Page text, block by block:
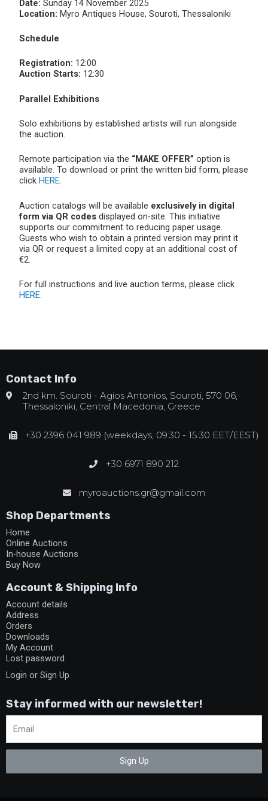
Date: Sunday 14 November 2025
Location: Myro Antiques House, Souroti, Thessaloniki
Schedule
Registration: 12:00
Auction Starts: 12:30
Parallel Exhibitions
Solo exhibitions by established artists will run alongside
the auction.
Remote participation via the “MAKE OFFER” option is
available. To download or print the written bid form, please
click HERE.
Auction catalogs will be available exclusively in digital
form via QR codes displayed on-site. This initiative
supports our commitment to reducing paper usage.
Guests who wish to obtain a printed version may print it
via QR or request a limited copy at an additional cost of
€2.
For full instructions and live auction terms, please click
HERE.
Contact Info
2nd km. Souroti - Agios Antonios, Souroti, 570 06,
Thessaloniki, Central Macedonia, Greece
+30 2396 041 989 (weekdays, 09:30 - 15:30 EET/EEST)
+30 6971 890 212
myroauctions.gr@gmail.com
Shop Departments
Home
Online Auctions
In-house Auctions
Buy Now
Account & Shipping Info
Account details
Address
Orders
Downloads
My Account
Lost password
Login or Sign Up
Stay informed with our newsletter!
Sign Up